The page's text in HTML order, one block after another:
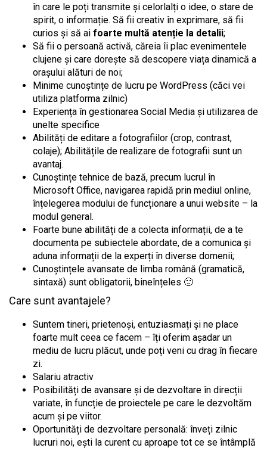
în care le poți transmite și celorlalți o idee, o stare de
spirit, o informație. Să fii creativ în exprimare, să fii
curios și să ai foarte multă atenție la detalii;
Să fii o persoană activă, căreia îi plac evenimentele
clujene și care dorește să descopere viața dinamică a
orașului alături de noi;
Minime cunoștințe de lucru pe WordPress (căci vei
utiliza platforma zilnic)
Experiența în gestionarea Social Media și utilizarea de
unelte specifice
Abilități de editare a fotografiilor (crop, contrast,
colaje); Abilitățile de realizare de fotografii sunt un
avantaj.
Cunoștințe tehnice de bază, precum lucrul în
Microsoft Office, navigarea rapidă prin mediul online,
înțelegerea modului de funcționare a unui website – la
modul general.
Foarte bune abilități de a colecta informații, de a te
documenta pe subiectele abordate, de a comunica și
aduna informații de la experți în diverse domenii;
Cunoștințele avansate de limba română (gramatică,
sintaxă) sunt obligatorii, bineînțeles 🙂
Care sunt avantajele?
Suntem tineri, prietenoși, entuziasmați și ne place
foarte mult ceea ce facem – îți oferim așadar un
mediu de lucru plăcut, unde poți veni cu drag în fiecare
zi.
Salariu atractiv
Posibilități de avansare și de dezvoltare în direcții
variate, în funcție de proiectele pe care le dezvoltăm
acum și pe viitor.
Oportunități de dezvoltare personală: înveți zilnic
lucruri noi, ești la curent cu aproape tot ce se întâmplă